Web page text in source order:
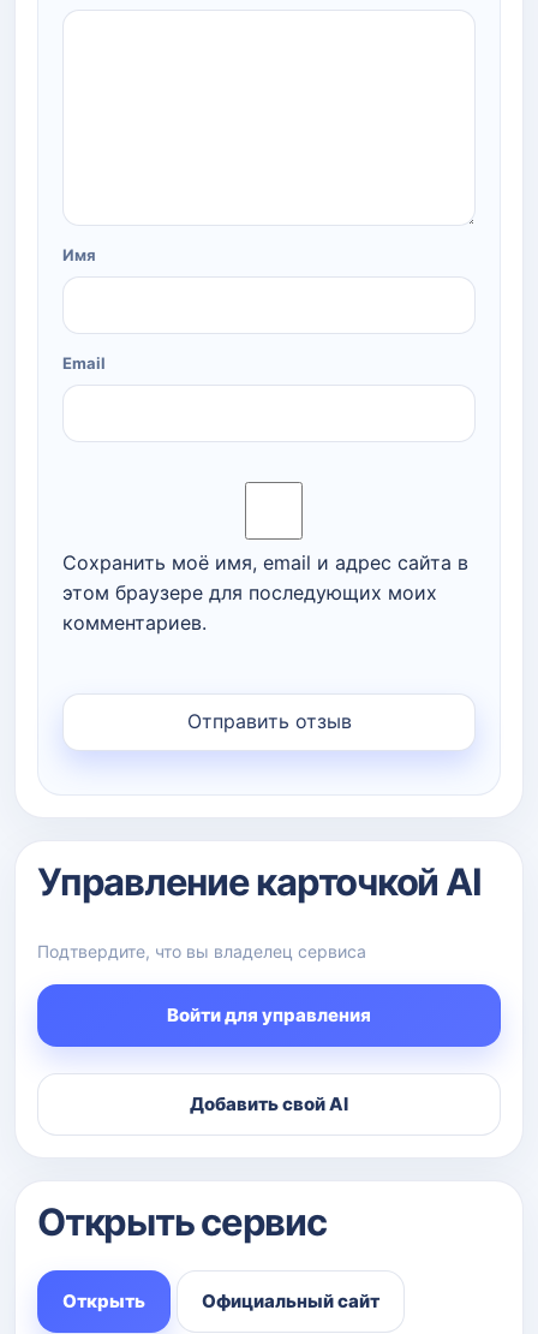
Имя
Email
Сохранить моё имя, email и адрес сайта в
этом браузере для последующих моих
комментариев.
Управление карточкой AI
Подтвердите, что вы владелец сервиса
Войти для управления
Добавить свой AI
Открыть сервис
Открыть Официальный сайт